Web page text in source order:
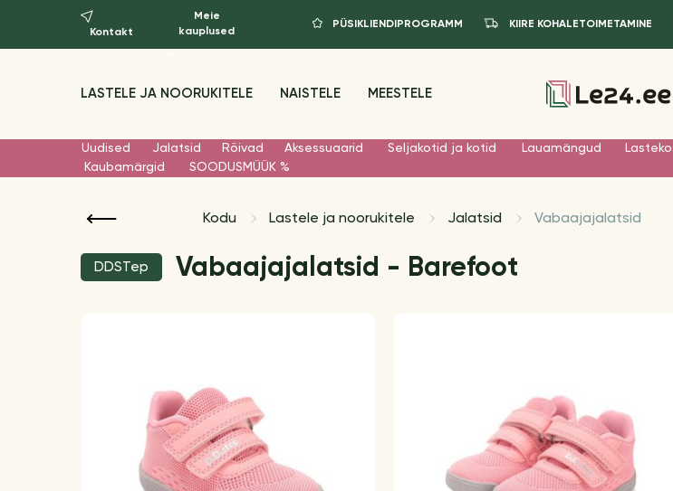
Kontakt
Meie
kauplused
PÜSIKLIENDIPROGRAMM KIIRE KOHALETOIMETAMINE
LASTELE JA NOORUKITELE NAISTELE MEESTELE
Uudised Jalatsid Rõivad Aksessuaarid Seljakotid ja kotid Lauamängud
Kaubamärgid
SOODUSMÜÜK %
Kodu Lastele ja noorukitele Jalatsid Vabaajajalatsid
DDSTep Vabaajajalatsid - Barefoot